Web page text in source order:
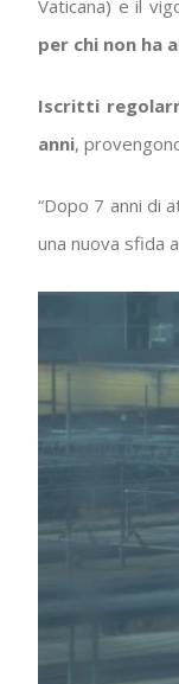
Vaticana) e il
per chi non ha
Iscritti
anni,
“Dopo 7 anni di
una nuova sfida